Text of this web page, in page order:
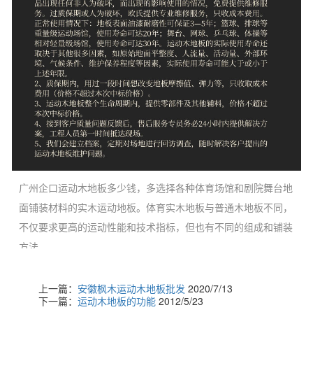
广州企口运动木地板多少钱，多选择各种体育场馆和剧院舞台地
面铺装材料的实木运动地板。体育实木地板与普通木地板不同，
不仅要求更高的运动性能和技术指标，但也有不同的组成和铺装
方法。
上一篇： 安徽枫木运动木地板批发 2020/7/13
下一篇： 运动木地板的功能 2012/5/23